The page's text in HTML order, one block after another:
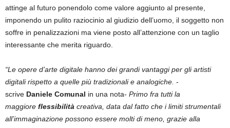
attinge al futuro ponendolo come valore aggiunto al presente,
imponendo un pulito raziocinio al giudizio dell’uomo, il soggetto non
soffre in penalizzazioni ma viene posto all’attenzione con un taglio
interessante che merita riguardo.
“Le opere d’arte digitale hanno dei grandi vantaggi per gli artisti
digitali rispetto a quelle più tradizionali e analogiche. -
scrive Daniele Comunal in una nota- Primo fra tutti la
maggiore flessibilità creativa, data dal fatto che i limiti strumentali
all’immaginazione possono essere molti di meno, grazie alla